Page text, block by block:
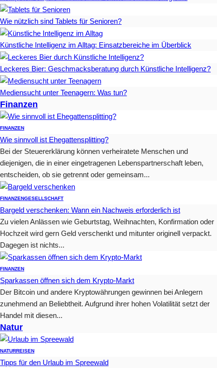
Wie nützlich sind Tablets für Senioren?
Künstliche Intelligenz im Alltag: Einsatzbereiche im Überblick
Leckeres Bier: Geschmacksberatung durch Künstliche Intelligenz?
Mediensucht unter Teenagern: Was tun?
Finanzen
FINANZEN
Wie sinnvoll ist Ehegattensplitting?
Bei der Steuererklärung können verheiratete Menschen und
diejenigen, die in einer eingetragenen Lebenspartnerschaft leben,
entscheiden, ob sie getrennt oder gemeinsam...
FINANZENGESELLSCHAFT
Bargeld verschenken: Wann ein Nachweis erforderlich ist
Zu vielen Anlässen wie Geburtstag, Weihnachten, Konfirmation oder
Hochzeit wird gern Geld verschenkt und mitunter originell verpackt.
Dagegen ist nichts...
FINANZEN
Sparkassen öffnen sich dem Krypto-Markt
Der Bitcoin und andere Kryptowährungen gewinnen bei Anlegern
zunehmend an Beliebtheit. Aufgrund ihrer hohen Volatilität setzt der
Handel mit diesen...
Natur
NATURREISEN
Tipps für den Urlaub im Spreewald